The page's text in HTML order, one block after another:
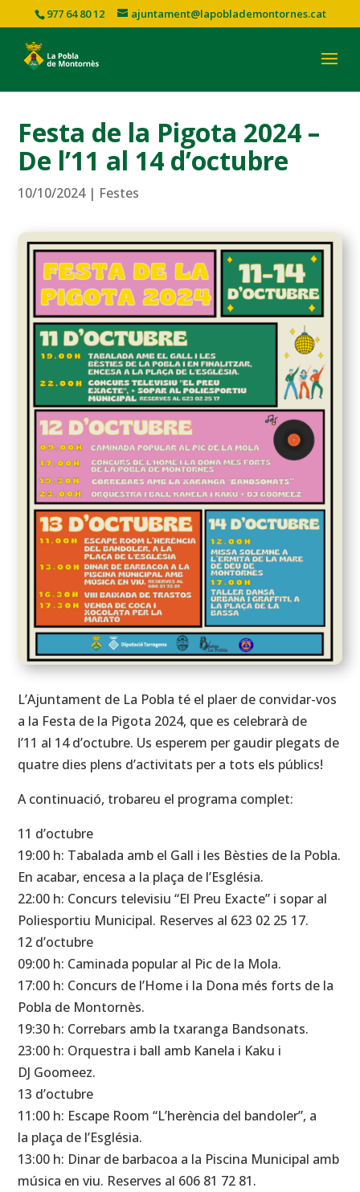
977 64 80 12 ajuntament@lapoblademontornes.cat
Festa de la Pigota 2024 –
De l’11 al 14 d’octubre
10/10/2024| Festes
L’Ajuntament de La Pobla té el plaer de convidar-vos
a la Festa de la Pigota 2024, que es celebrarà de
l’11 al 14 d’octubre. Us esperem per gaudir plegats de
quatre dies plens d’activitats per a tots els públics!
A continuació, trobareu el programa complet:
11 d’octubre
19:00 h: Tabalada amb el Gall i les Bèsties de la Pobla.
En acabar, encesa a la plaça de l’Església.
22:00 h: Concurs televisiu “El Preu Exacte” i sopar al
Poliesportiu Municipal. Reserves al 623 02 25 17.
12 d’octubre
09:00 h: Caminada popular al Pic de la Mola.
17:00 h: Concurs de l’Home i la Dona més forts de la
Pobla de Montornès.
19:30 h: Correbars amb la txaranga Bandsonats.
23:00 h: Orquestra i ball amb Kanela i Kaku i
DJ Goomeez.
13 d’octubre
11:00 h: Escape Room “L’herència del bandoler”, a
la plaça de l’Església.
13:00 h: Dinar de barbacoa a la Piscina Municipal amb
música en viu. Reserves al 606 81 72 81.